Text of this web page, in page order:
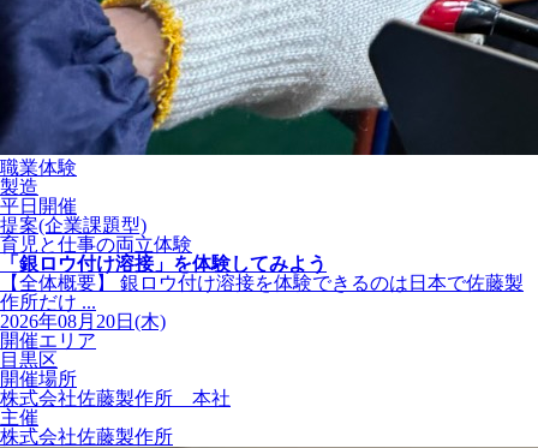
職業体験
製造
平日開催
提案(企業課題型)
育児と仕事の両立体験
「銀ロウ付け溶接」を体験してみよう
【全体概要】 銀ロウ付け溶接を体験できるのは日本で佐藤製
作所だけ ...
2026年08月20日(木)
開催エリア
目黒区
開催場所
株式会社佐藤製作所 本社
主催
株式会社佐藤製作所